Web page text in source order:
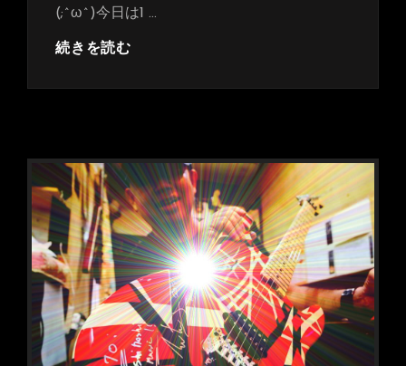
(;^ω^)今日は1 …
続きを読む
～
制
覇
～
Highway
Star
Live
完
成
し
ま